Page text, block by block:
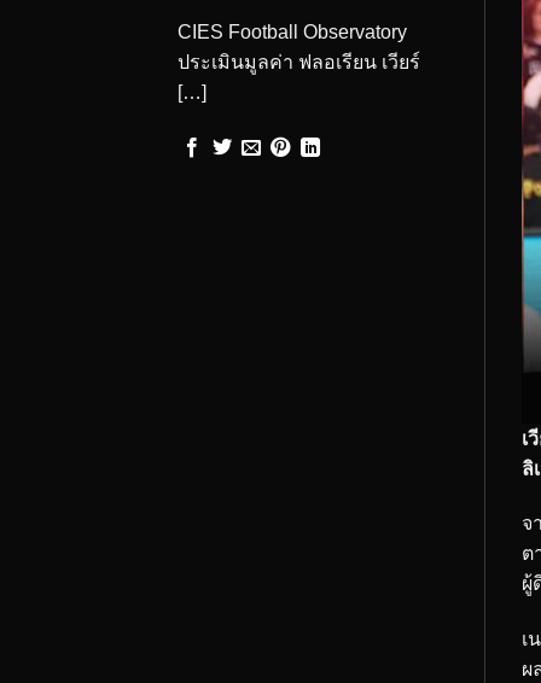
CIES Football Observatory
ประเมินมูลค่า ฟลอเรียน เวียร์
[…]
เ
ลิ
จ
ต
ผู้
เ
ผ